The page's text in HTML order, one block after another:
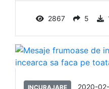
2867 5
INCURAJARE 2020-